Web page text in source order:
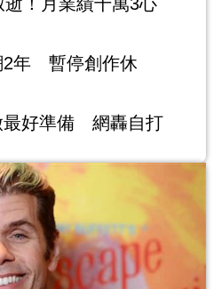
2年 暫停創作休
最好準備 網轟自打